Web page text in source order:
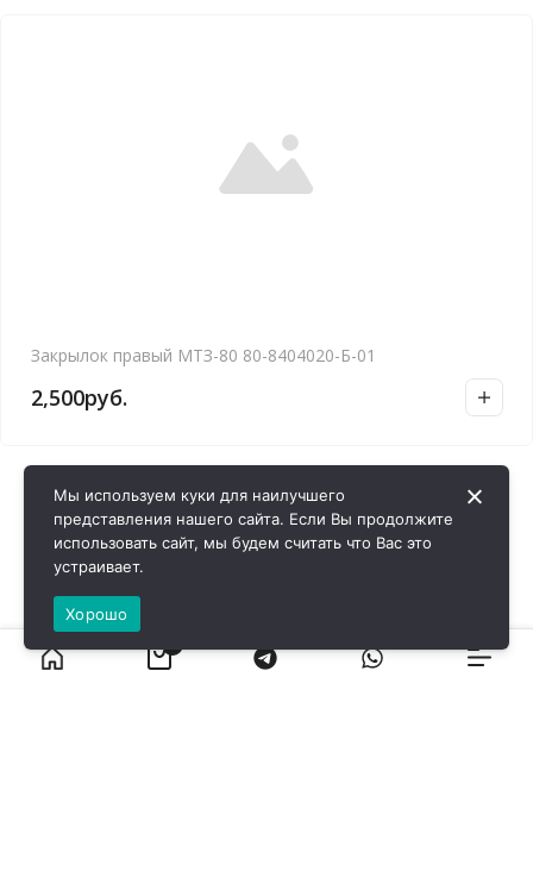
Закрылок правый МТЗ-80 80-8404020-Б-01
2,500руб.
Мы используем куки для наилучшего
представления нашего сайта. Если Вы продолжите
использовать сайт, мы будем считать что Вас это
устраивает.
Хорошо